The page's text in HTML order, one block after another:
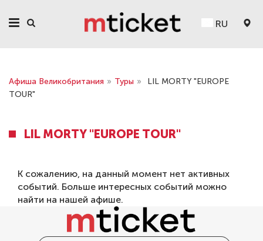
RU
Афиша Великобритания » Туры »
LIL MORTY "EUROPE
TOUR"
LIL MORTY "EUROPE TOUR"
К сожалению, на данный момент нет активных
событий. Больше интересных событий можно
найти на нашей афише.